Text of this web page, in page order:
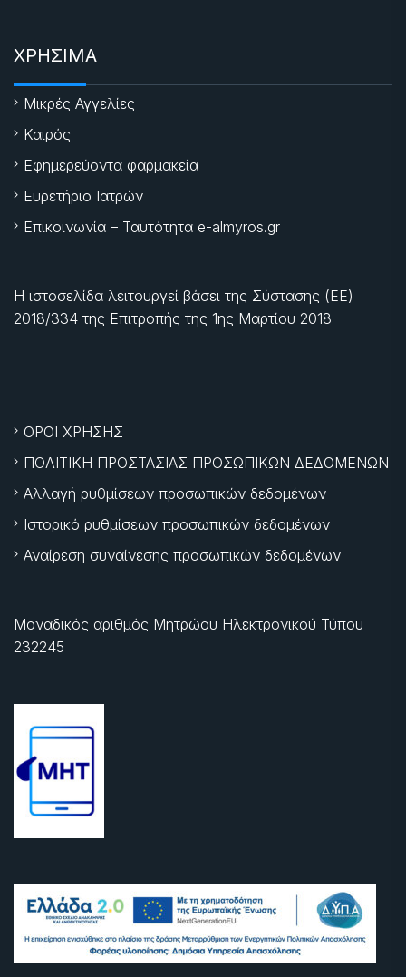
ΧΡΗΣΙΜΑ
Μικρές Αγγελίες
Καιρός
Εφημερεύοντα φαρμακεία
Ευρετήριο Ιατρών
Επικοινωνία – Ταυτότητα e-almyros.gr
Η ιστοσελίδα λειτουργεί βάσει της Σύστασης (ΕΕ)
2018/334 της Επιτροπής της 1ης Μαρτίου 2018
ΟΡΟΙ ΧΡΗΣΗΣ
ΠΟΛΙΤΙΚΗ ΠΡΟΣΤΑΣΙΑΣ ΠΡΟΣΩΠΙΚΩΝ ΔΕΔΟΜΕΝΩΝ
Αλλαγή ρυθμίσεων προσωπικών δεδομένων
Ιστορικό ρυθμίσεων προσωπικών δεδομένων
Αναίρεση συναίνεσης προσωπικών δεδομένων
Μοναδικός αριθμός Μητρώου Ηλεκτρονικού Τύπου
232245